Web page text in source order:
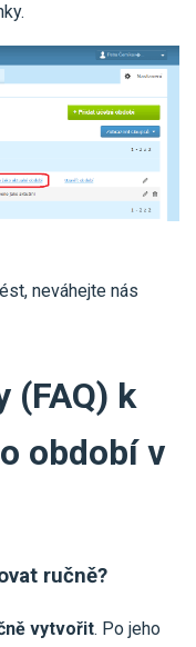
neváhejte nás
(FAQ) k
období v
ručně?
vytvořit. Po jeho